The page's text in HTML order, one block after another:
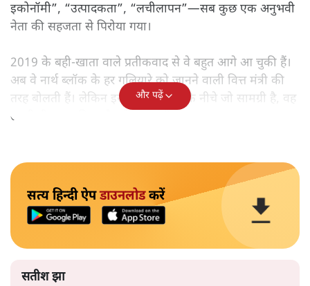
इकोनॉमी”, “उत्पादकता”, “लचीलापन”—सब कुछ एक अनुभवी
नेता की सहजता से पिरोया गया।
2019 के बही‑खाता वाले प्रतीकवाद से वे बहुत आगे आ चुकी हैं।
अब वे नार्थ ब्लॉक के हर गलियारे को जानने वाली वित्त मंत्री की
तरह बोलती हैं। लेकिन इस आत्मविश्वास के नीचे जो सामग्री है, वह
उतनी ही अनुमानित और दोहराव भरी।
और पढ़ें
सत्य हिन्दी ऐपडाउनलोडकरें
सतीश झा